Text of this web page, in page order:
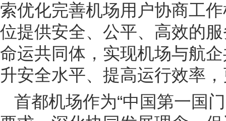
索优化完善机场用户协商工
位提供安全、公平、高效的
命运共同体，实现机场与航
升安全水平、提高运行效率
首都机场作为“中国第一国